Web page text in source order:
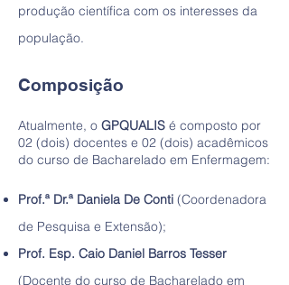
produção científica com os interesses da
população.
Composição
Atualmente, o GPQUALIS é composto por
02 (dois) docentes e 02 (dois) acadêmicos
do curso de Bacharelado em Enfermagem:
Prof.ª Dr.ª Daniela De Conti (Coordenadora
de Pesquisa e Extensão);
Prof. Esp. Caio Daniel Barros Tesser
(Docente do curso de Bacharelado em